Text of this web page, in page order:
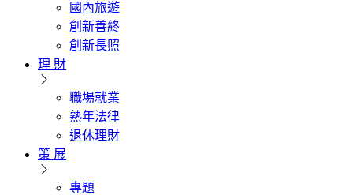
國內旅遊
創新善終
創新長照
理 財
職場就業
熟年法律
退休理財
策 展
專題